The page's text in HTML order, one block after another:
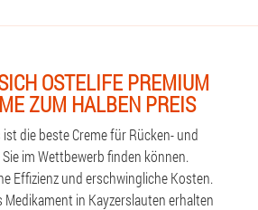
OSTELIFE PREMIUM
ZUM HALBEN PREIS
die beste Creme für Rücken- und
im Wettbewerb finden können.
Effizienz und erschwingliche Kosten.
Medikament in Kayzerslauten erhalten